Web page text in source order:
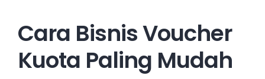
Cara Bisnis Voucher
Kuota Paling Mudah